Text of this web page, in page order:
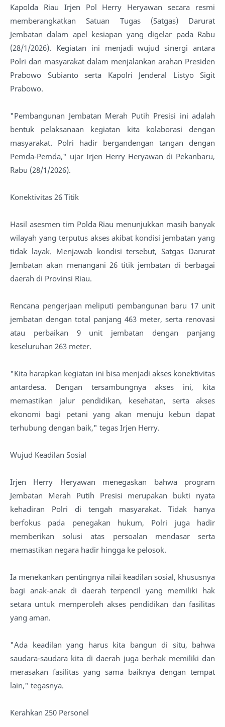
Kapolda Riau Irjen Pol Herry Heryawan secara resmi
memberangkatkan Satuan Tugas (Satgas) Darurat
Jembatan dalam apel kesiapan yang digelar pada Rabu
(28/1/2026). Kegiatan ini menjadi wujud sinergi antara
Polri dan masyarakat dalam menjalankan arahan Presiden
Prabowo Subianto serta Kapolri Jenderal Listyo Sigit
Prabowo.
"Pembangunan Jembatan Merah Putih Presisi ini adalah
bentuk pelaksanaan kegiatan kita kolaborasi dengan
masyarakat. Polri hadir bergandengan tangan dengan
Pemda-Pemda," ujar Irjen Herry Heryawan di Pekanbaru,
Rabu (28/1/2026).
Konektivitas 26 Titik
Hasil asesmen tim Polda Riau menunjukkan masih banyak
wilayah yang terputus akses akibat kondisi jembatan yang
tidak layak. Menjawab kondisi tersebut, Satgas Darurat
Jembatan akan menangani 26 titik jembatan di berbagai
daerah di Provinsi Riau.
Rencana pengerjaan meliputi pembangunan baru 17 unit
jembatan dengan total panjang 463 meter, serta renovasi
atau perbaikan 9 unit jembatan dengan panjang
keseluruhan 263 meter.
"Kita harapkan kegiatan ini bisa menjadi akses konektivitas
antardesa. Dengan tersambungnya akses ini, kita
memastikan jalur pendidikan, kesehatan, serta akses
ekonomi bagi petani yang akan menuju kebun dapat
terhubung dengan baik," tegas Irjen Herry.
Wujud Keadilan Sosial
Irjen Herry Heryawan menegaskan bahwa program
Jembatan Merah Putih Presisi merupakan bukti nyata
kehadiran Polri di tengah masyarakat. Tidak hanya
berfokus pada penegakan hukum, Polri juga hadir
memberikan solusi atas persoalan mendasar serta
memastikan negara hadir hingga ke pelosok.
Ia menekankan pentingnya nilai keadilan sosial, khususnya
bagi anak-anak di daerah terpencil yang memiliki hak
setara untuk memperoleh akses pendidikan dan fasilitas
yang aman.
"Ada keadilan yang harus kita bangun di situ, bahwa
saudara-saudara kita di daerah juga berhak memiliki dan
merasakan fasilitas yang sama baiknya dengan tempat
lain," tegasnya.
Kerahkan 250 Personel